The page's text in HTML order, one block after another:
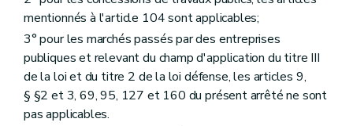
mentionnés à l'article 104 sont applicables;
3° pour les marchés passés par des entreprises
publiques et relevant du champ d'application du titre III
de la loi et du titre 2 de la loi défense, les articles 9,
§ §2 et 3, 69, 95, 127 et 160 du présent arrêté ne sont
pas applicables.